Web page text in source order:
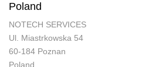
Poland
NOTECH SERVICES
Ul. Miastrkowska 54
60-184 Poznan
Poland